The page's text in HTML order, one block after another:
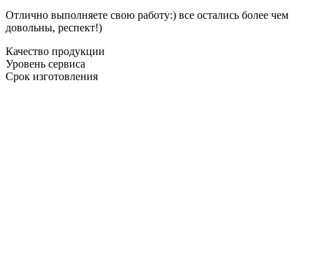
Отлично выполняете свою работу:) все остались более чем
довольны, респект!)
Качество продукции
Уровень сервиса
Срок изготовления